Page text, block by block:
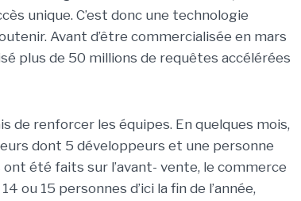
unique. C’est donc une technologie
Avant d’être commercialisée en mars
plus de 50 millions de requêtes accélérées
de renforcer les équipes. En quelques mois,
dont 5 développeurs et une personne
été faits sur l’avant- vente, le commerce
ou 15 personnes d’ici la fin de l’année,